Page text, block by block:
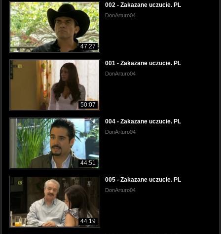
47:27
002 - Zakazane uczucie. PL
DonArturo04
50:07
001 - Zakazane uczucie. PL
DonArturo04
44:51
004 - Zakazane uczucie. PL
DonArturo04
44:19
005 - Zakazane uczucie. PL
DonArturo04